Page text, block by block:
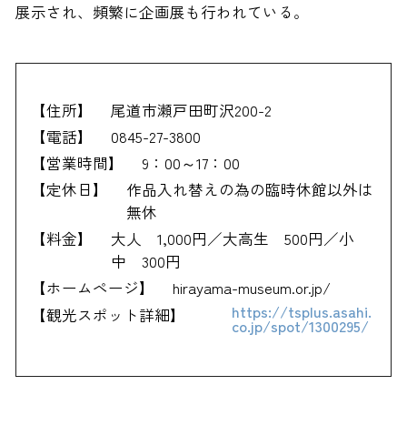
展示され、頻繁に企画展も行われている。
【住所】
尾道市瀬戸田町沢200-2
【電話】
0845-27-3800
【営業時間】
9：00～17：00
【定休日】
作品入れ替えの為の臨時休館以外は
無休
【料金】
大人 1,000円／大高生 500円／小
中 300円
【ホームページ】
hirayama-museum.or.jp/
【観光スポット詳細】
https://tsplus.asahi.
co.jp/spot/1300295/